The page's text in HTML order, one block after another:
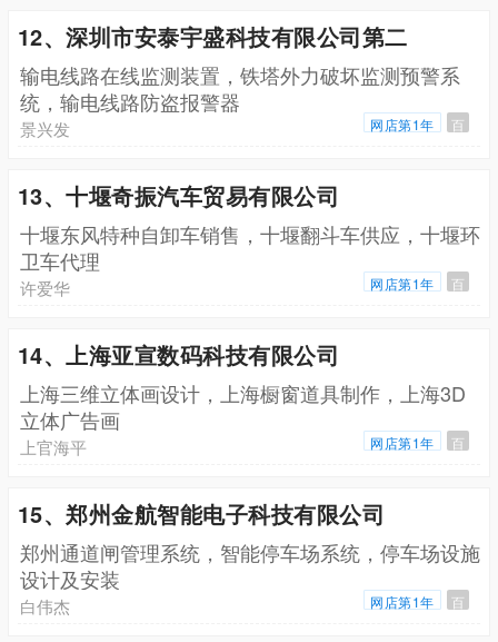
12、深圳市安泰宇盛科技有限公司第二
输电线路在线监测装置，铁塔外力破坏监测预警系
统，输电线路防盗报警器
景兴发 网店第1年 百
13、十堰奇振汽车贸易有限公司
十堰东风特种自卸车销售，十堰翻斗车供应，十堰环
卫车代理
许爱华 网店第1年 百
14、上海亚宣数码科技有限公司
上海三维立体画设计，上海橱窗道具制作，上海3D
立体广告画
上官海平 网店第1年 百
15、郑州金航智能电子科技有限公司
郑州通道闸管理系统，智能停车场系统，停车场设施
设计及安装
白伟杰 网店第1年 百